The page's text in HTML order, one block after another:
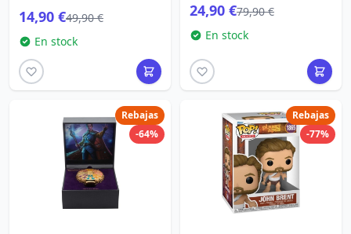
14,90 €49,90 €
En stock
24,90 €79,90 €
En stock
Rebajas
-64%
Rebajas
-77%